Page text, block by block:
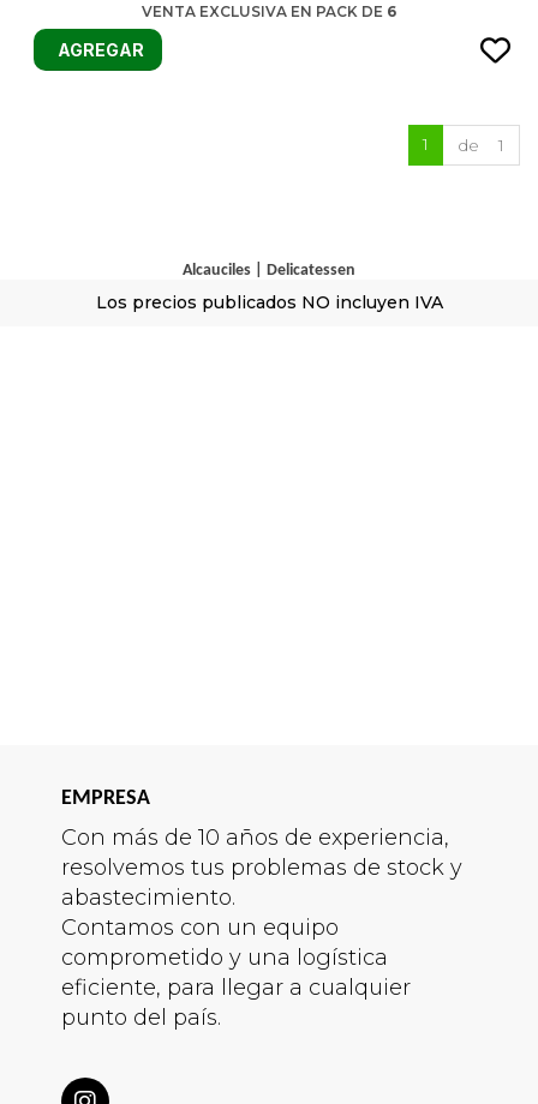
VENTA EXCLUSIVA EN PACK DE 6
AGREGAR
1 de 1
Alcauciles Delicatessen
Los precios publicados NO incluyen IVA
EMPRESA
Con más de 10 años de experiencia,
resolvemos tus problemas de stock y
abastecimiento.
Contamos con un equipo
comprometido y una logística
eficiente, para llegar a cualquier
punto del país.